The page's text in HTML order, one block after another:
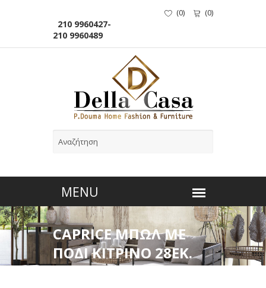
210 9960427-
210 9960489
(0) (0)
CAPRICE ΜΠΩΛ ΜΕ
ΠΟΔΙ ΚΙΤΡΙΝΟ 28ΕΚ.